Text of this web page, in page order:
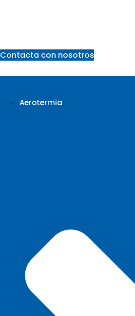
Contacta con nosotros
Aerotermia